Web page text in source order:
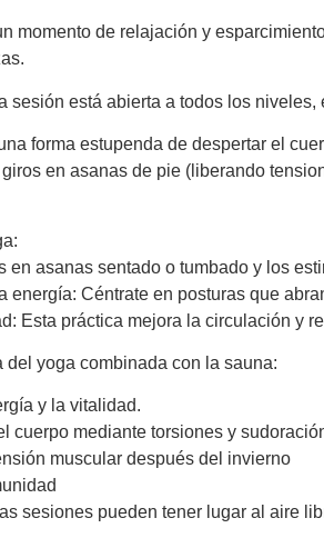
momento de relajación y
sesión está abierta a todos los
forma estupenda de despertar el
en asanas de pie (liberando
en asanas sentado o tumbado y los
energía: Céntrate en posturas que
Esta práctica mejora la circulación y
del yoga combinada con la sauna:
y la vitalidad.
cuerpo mediante torsiones y
muscular después del invierno
sesiones pueden tener lugar al aire